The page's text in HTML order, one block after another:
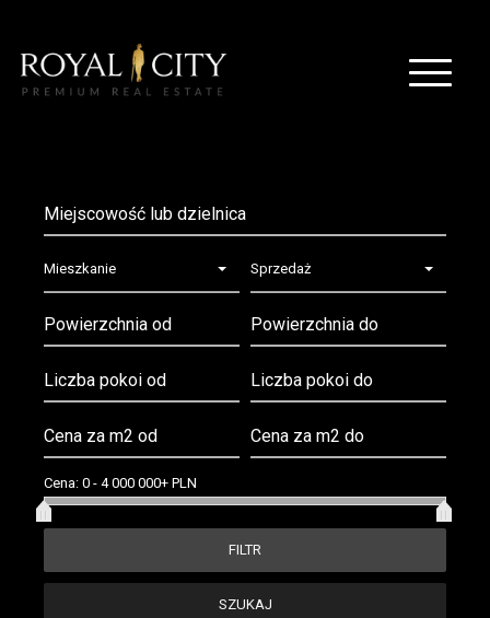
Mieszkanie Sprzedaż
Cena: 0 - 4 000 000+ PLN